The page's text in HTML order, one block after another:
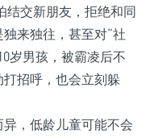
结交新朋友，拒绝和同
来独往，甚至对“社
岁男孩，被霸凌后不
招呼，也会立刻躲
，低龄儿童可能不会